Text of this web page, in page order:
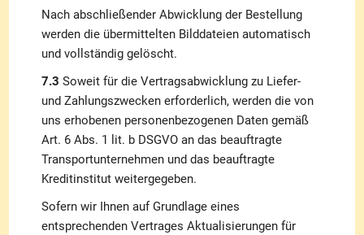
Nach abschließender Abwicklung der Bestellung
werden die übermittelten Bilddateien automatisch
und vollständig gelöscht.
7.3 Soweit für die Vertragsabwicklung zu Liefer-
und Zahlungszwecken erforderlich, werden die von
uns erhobenen personenbezogenen Daten gemäß
Art. 6 Abs. 1 lit. b DSGVO an das beauftragte
Transportunternehmen und das beauftragte
Kreditinstitut weitergegeben.
Sofern wir Ihnen auf Grundlage eines
entsprechenden Vertrages Aktualisierungen für